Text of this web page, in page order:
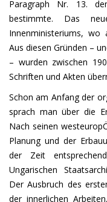
Paragraph Nr. 13.
bestimmte. Das
Innenministeriums,
Aus diesen Gründen –
– wurden zwischen
Schriften und Akten
Schon am Anfang der
sprach man über die
Nach seinen
Planung und der
der Zeit
Ungarischen
Der Ausbruch des
der innerlichen